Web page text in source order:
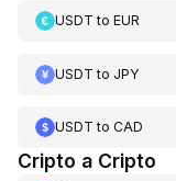
USDT to EUR
USDT to JPY
USDT to CAD
Cripto a Cripto